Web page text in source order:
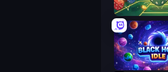
Just One
Black Hole